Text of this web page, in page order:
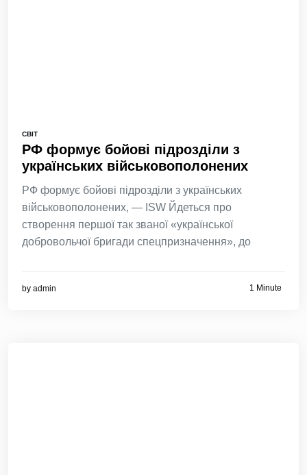
СВІТ
РФ формує бойові підрозділи з
українських військовополонених
РФ формує бойові підрозділи з українських
військовополонених, — ISW Йдеться про
створення першої так званої «української
добровольчої бригади спецпризначення», до
by admin 1 Minute